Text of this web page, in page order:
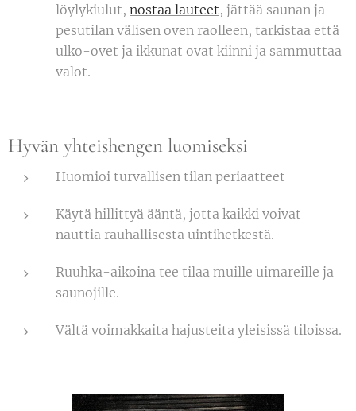
löylykiulut, nostaa lauteet, jättää saunan ja
pesutilan välisen oven raolleen, tarkistaa että
ulko-ovet ja ikkunat ovat kiinni ja sammuttaa
valot.
Hyvän yhteishengen luomiseksi
Huomioi turvallisen tilan periaatteet
Käytä hillittyä ääntä, jotta kaikki voivat
nauttia rauhallisesta uintihetkestä.
Ruuhka-aikoina tee tilaa muille uimareille ja
saunojille.
Vältä voimakkaita hajusteita yleisissä tiloissa.